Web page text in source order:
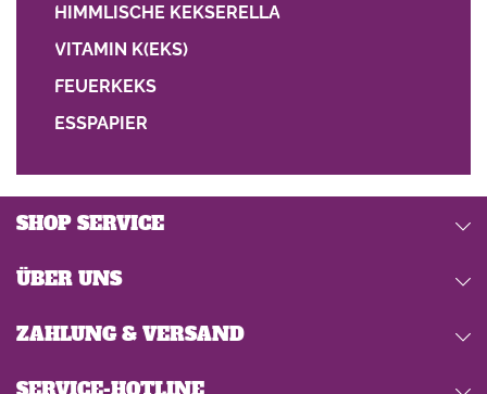
HIMMLISCHE KEKSERELLA
VITAMIN K(EKS)
FEUERKEKS
ESSPAPIER
SHOP SERVICE
ÜBER UNS
ZAHLUNG & VERSAND